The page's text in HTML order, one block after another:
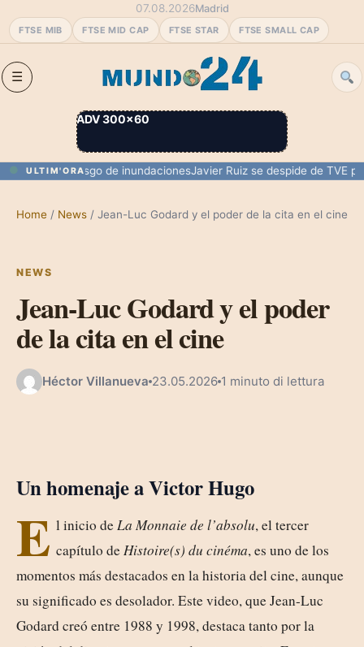
FTSE MIB FTSE MID CAP FTSE STAR FTSE SMALL CAP
07.08.2026Madrid
ADV 300×60
ULTIM'ORA
y riesgo de inundacionesJavier Ruiz se despide de TVE para
Home / News / Jean-Luc Godard y el poder de la cita en el cine
NEWS
Jean-Luc Godard y el poder
de la cita en el cine
Héctor Villanueva 23.05.2026 1 minuto di lettura
Un homenaje a Victor Hugo
E l inicio de La Monnaie de l’absolu, el tercer
capítulo de Histoire(s) du cinéma, es uno de los
momentos más destacados en la historia del cine, aunque
su significado es desolador. Este video, que Jean-Luc
Godard creó entre 1988 y 1998, destaca tanto por la